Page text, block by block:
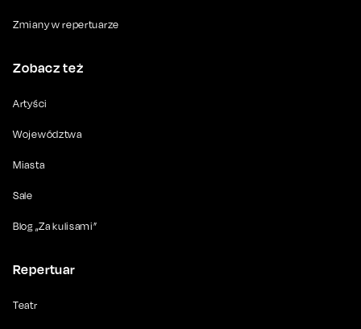
Zmiany w repertuarze
Zobacz też
Artyści
Województwa
Miasta
Sale
Blog „Za kulisami”
Repertuar
Teatr